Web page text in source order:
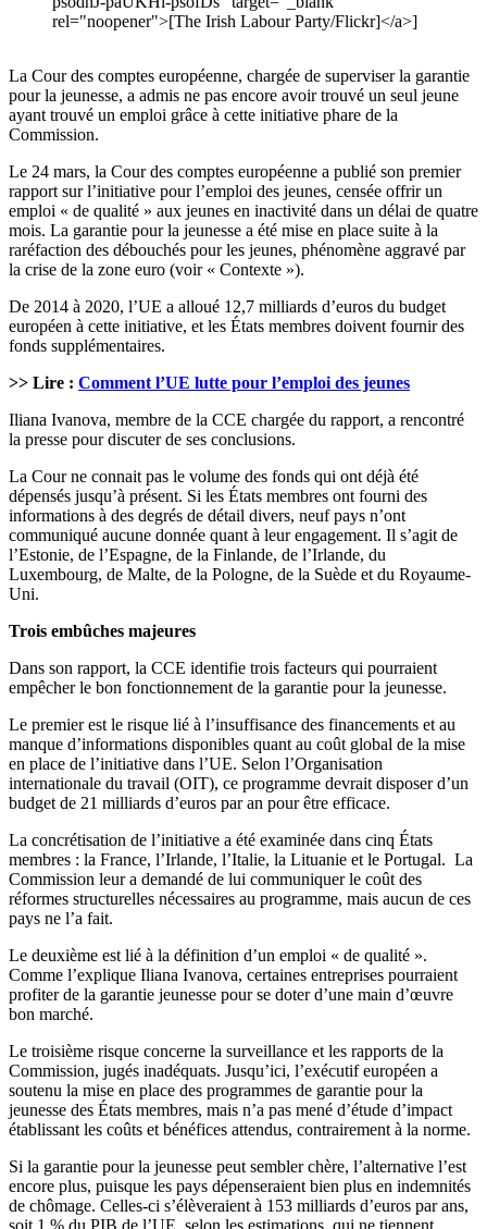
rel="noopener">[The Irish Labour Party/Flickr]</a>]
La Cour des comptes européenne, chargée de superviser la garantie
pour la jeunesse, a admis ne pas encore avoir trouvé un seul jeune
ayant trouvé un emploi grâce à cette initiative phare de la
Commission.
Le 24 mars, la Cour des comptes européenne a publié son premier
rapport sur l’initiative pour l’emploi des jeunes, censée offrir un
emploi « de qualité » aux jeunes en inactivité dans un délai de quatre
mois. La garantie pour la jeunesse a été mise en place suite à la
raréfaction des débouchés pour les jeunes, phénomène aggravé par
la crise de la zone euro (voir « Contexte »).
De 2014 à 2020, l’UE a alloué 12,7 milliards d’euros du budget
européen à cette initiative, et les États membres doivent fournir des
fonds supplémentaires.
>> Lire : Comment l’UE lutte pour l’emploi des jeunes
Iliana Ivanova, membre de la CCE chargée du rapport, a rencontré
la presse pour discuter de ses conclusions.
La Cour ne connait pas le volume des fonds qui ont déjà été
dépensés jusqu’à présent. Si les États membres ont fourni des
informations à des degrés de détail divers, neuf pays n’ont
communiqué aucune donnée quant à leur engagement. Il s’agit de
l’Estonie, de l’Espagne, de la Finlande, de l’Irlande, du
Luxembourg, de Malte, de la Pologne, de la Suède et du Royaume-
Uni.
Trois embûches majeures
Dans son rapport, la CCE identifie trois facteurs qui pourraient
empêcher le bon fonctionnement de la garantie pour la jeunesse.
Le premier est le risque lié à l’insuffisance des financements et au
manque d’informations disponibles quant au coût global de la mise
en place de l’initiative dans l’UE. Selon l’Organisation
internationale du travail (OIT), ce programme devrait disposer d’un
budget de 21 milliards d’euros par an pour être efficace.
La concrétisation de l’initiative a été examinée dans cinq États
membres : la France, l’Irlande, l’Italie, la Lituanie et le Portugal. La
Commission leur a demandé de lui communiquer le coût des
réformes structurelles nécessaires au programme, mais aucun de ces
pays ne l’a fait.
Le deuxième est lié à la définition d’un emploi « de qualité ».
Comme l’explique Iliana Ivanova, certaines entreprises pourraient
profiter de la garantie jeunesse pour se doter d’une main d’œuvre
bon marché.
Le troisième risque concerne la surveillance et les rapports de la
Commission, jugés inadéquats. Jusqu’ici, l’exécutif européen a
soutenu la mise en place des programmes de garantie pour la
jeunesse des États membres, mais n’a pas mené d’étude d’impact
établissant les coûts et bénéfices attendus, contrairement à la norme.
Si la garantie pour la jeunesse peut sembler chère, l’alternative l’est
encore plus, puisque les pays dépenseraient bien plus en indemnités
de chômage. Celles-ci s’élèveraient à 153 milliards d’euros par ans,